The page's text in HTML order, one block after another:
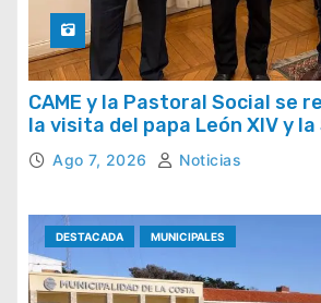
CAME y la Pastoral Social se
la visita del papa León XIV y la
Social 2026
Ago 7, 2026 Noticias
DESTACADA MUNICIPALES